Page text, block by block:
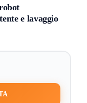
e lavaggio